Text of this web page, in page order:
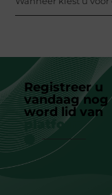
Registreer u
vandaag nog
word lid van
platform